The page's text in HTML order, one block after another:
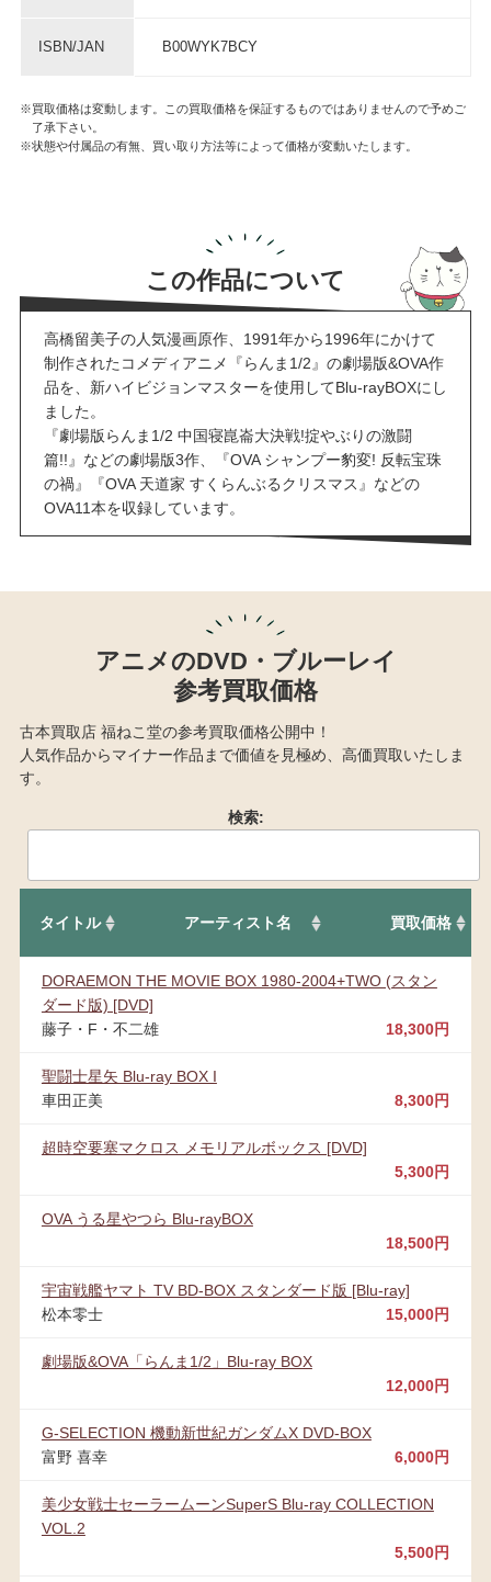
ISBN/JAN B00WYK7BCY
※買取価格は変動します。この買取価格を保証するものではありませんので予めご
了承下さい。
※状態や付属品の有無、買い取り方法等によって価格が変動いたします。
この作品について
高橋留美子の人気漫画原作、1991年から1996年にかけて
制作されたコメディアニメ『らんま1/2』の劇場版&OVA作
品を、新ハイビジョンマスターを使用してBlu-rayBOXにし
ました。
『劇場版らんま1/2 中国寝崑崙大決戦!掟やぶりの激闘
篇!!』などの劇場版3作、『OVA シャンプー豹変! 反転宝珠
の禍』『OVA 天道家 すくらんぶるクリスマス』などの
OVA11本を収録しています。
アニメのDVD・ブルーレイ
参考買取価格
古本買取店 福ねこ堂の参考買取価格公開中！
人気作品からマイナー作品まで価値を見極め、高価買取いたしま
す。
検索:
タイトル アーティスト名 買取価格
DORAEMON THE MOVIE BOX 1980-2004+TWO (スタン
ダード版) [DVD]
藤子・F・不二雄
18,300円
聖闘士星矢 Blu-ray BOX I
車田正美
8,300円
超時空要塞マクロス メモリアルボックス [DVD]
5,300円
OVA うる星やつら Blu-rayBOX
18,500円
宇宙戦艦ヤマト TV BD-BOX スタンダード版 [Blu-ray]
松本零士
15,000円
劇場版&OVA「らんま1/2」Blu-ray BOX
12,000円
G-SELECTION 機動新世紀ガンダムX DVD-BOX
富野 喜幸
6,000円
美少女戦士セーラームーンSuperS Blu-ray COLLECTION
VOL.2
5,500円